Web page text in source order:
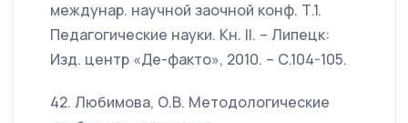
междунар. научной заочной конф. Т.1.
Педагогические науки. Кн. II. – Липецк:
Изд. центр «Де-факто», 2010. – С.104-105.
42. Любимова, О.В. Методологические